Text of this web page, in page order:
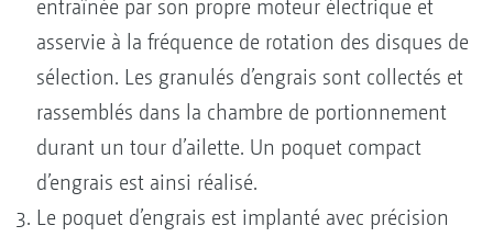
entraînée par son propre moteur électrique et
asservie à la fréquence de rotation des disques de
sélection. Les granulés d’engrais sont collectés et
rassemblés dans la chambre de portionnement
durant un tour d’ailette. Un poquet compact
d’engrais est ainsi réalisé.
Le poquet d’engrais est implanté avec précision